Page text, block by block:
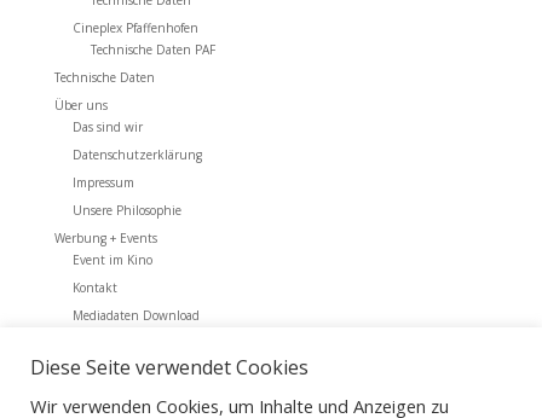
Cineplex Pfaffenhofen
Technische Daten PAF
Technische Daten
Über uns
Das sind wir
Datenschutzerklärung
Impressum
Unsere Philosophie
Werbung + Events
Event im Kino
Kontakt
Mediadaten Download
Archiv
Diese Seite verwendet Cookies
Wir verwenden Cookies, um Inhalte und Anzeigen zu